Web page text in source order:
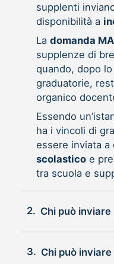
supplenti
disponibilità a
La domanda
supplenze di
quando, dopo
graduatorie,
organico
Essendo
ha i vincoli di
essere inviata a
scolasticoe
tra scuola e
2.
3. Chi può